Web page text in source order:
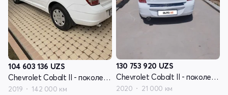
104 603 136 UZS
Chevrolet Cobalt II - поколение рестайлинг
2019 142 000 км
130 753 920 UZS
Chevrolet Cobalt II - поколение рестайлинг
2020 21 000 км